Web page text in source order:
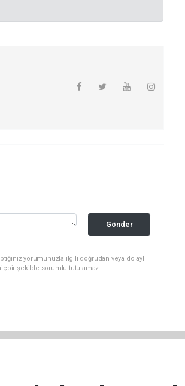
Gönder
yorumunuzla ilgili doğrudan veya dolaylı
şekilde sorumlu tutulamaz.